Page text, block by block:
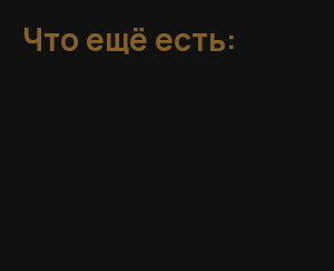
Что ещё есть: